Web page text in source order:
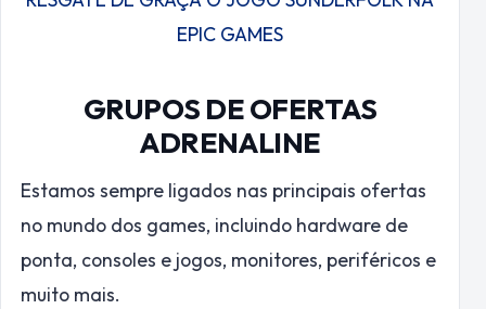
EPIC GAMES
GRUPOS DE OFERTAS
ADRENALINE
Estamos sempre ligados nas principais ofertas
no mundo dos games, incluindo hardware de
ponta, consoles e jogos, monitores, periféricos e
muito mais.